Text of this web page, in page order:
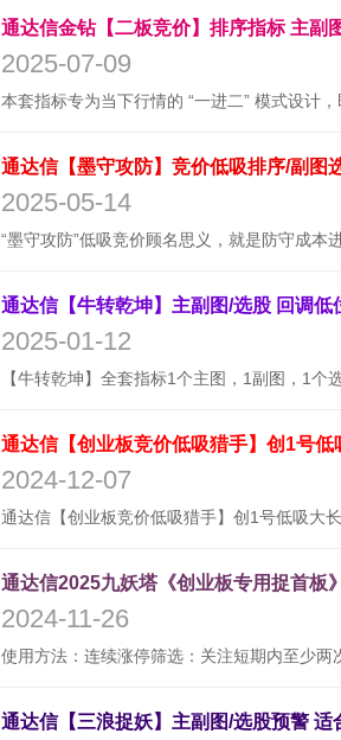
2025-07-09
2025-05-14
2025-01-12
通达信【创业板竞价低吸猎手】创1号
2024-12-07
通达信2025九妖塔《创业板专用捉首板
2024-11-26